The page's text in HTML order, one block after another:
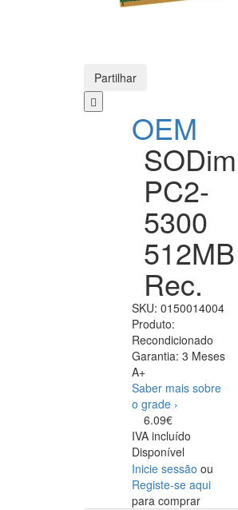
Partilhar
OEM
PC2-
5300
512MB
Rec.
SKU: 0150014004
Produto:
Recondicionado
Garantia: 3 Meses
A+
Saber mais sobre
o grade ›
6.09€
IVA incluído
Disponível
Inicie sessão ou
Registe-se aqui
para comprar